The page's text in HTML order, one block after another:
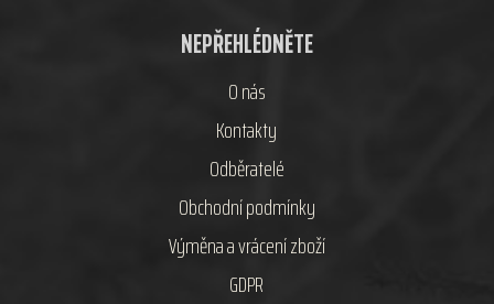
NEPŘEHLÉDNĚTE
O nás
Kontakty
Odběratelé
Obchodní podmínky
Výměna a vrácení zboží
GDPR